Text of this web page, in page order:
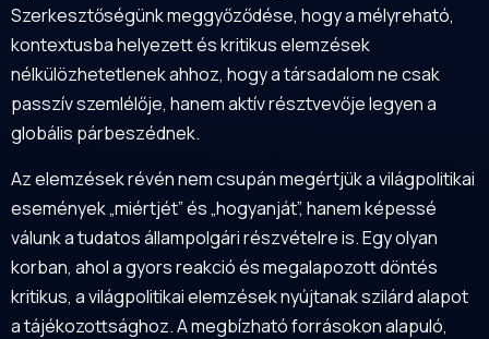
Szerkesztőségünk meggyőződése, hogy a mélyreható,
kontextusba helyezett és kritikus elemzések
nélkülözhetetlenek ahhoz, hogy a társadalom ne csak
passzív szemlélője, hanem aktív résztvevője legyen a
globális párbeszédnek.
Az elemzések révén nem csupán megértjük a világpolitikai
események „miértjét” és „hogyanját”, hanem képessé
válunk a tudatos állampolgári részvételre is. Egy olyan
korban, ahol a gyors reakció és megalapozott döntés
kritikus, a világpolitikai elemzések nyújtanak szilárd alapot
a tájékozottsághoz. A megbízható forrásokon alapuló,